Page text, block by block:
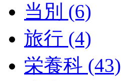
当別 (6)
旅行 (4)
栄養科 (43)